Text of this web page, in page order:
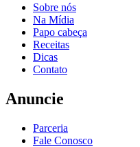
Sobre nós
Na Mídia
Papo cabeça
Receitas
Dicas
Contato
Anuncie
Parceria
Fale Conosco